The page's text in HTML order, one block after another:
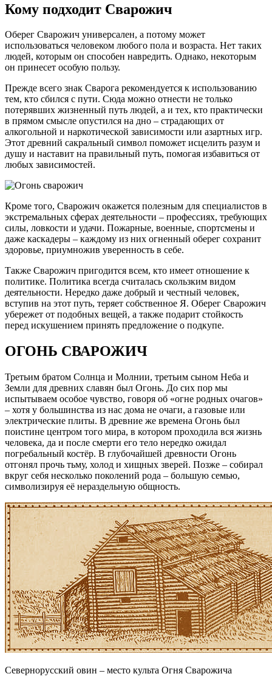
Кому подходит Сварожич
Оберег Сварожич универсален, а потому может
использоваться человеком любого пола и возраста. Нет таких
людей, которым он способен навредить. Однако, некоторым
он принесет особую пользу.
Прежде всего знак Сварога рекомендуется к использованию
тем, кто сбился с пути. Сюда можно отнести не только
потерявших жизненный путь людей, а и тех, кто практически
в прямом смысле опустился на дно – страдающих от
алкогольной и наркотической зависимости или азартных игр.
Этот древний сакральный символ поможет исцелить разум и
душу и наставит на правильный путь, помогая избавиться от
любых зависимостей.
Кроме того, Сварожич окажется полезным для специалистов в
экстремальных сферах деятельности – профессиях, требующих
силы, ловкости и удачи. Пожарные, военные, спортсмены и
даже каскадеры – каждому из них огненный оберег сохранит
здоровье, приумножив уверенность в себе.
Также Сварожич пригодится всем, кто имеет отношение к
политике. Политика всегда считалась скользким видом
деятельности. Нередко даже добрый и честный человек,
вступив на этот путь, теряет собственное Я. Оберег Сварожич
убережет от подобных вещей, а также подарит стойкость
перед искушением принять предложение о подкупе.
ОГОНЬ СВАРОЖИЧ
Третьим братом Солнца и Молнии, третьим сыном Неба и
Земли для древних славян был Огонь. До сих пор мы
испытываем особое чувство, говоря об «огне родных очагов»
– хотя у большинства из нас дома не очаги, а газовые или
электрические плиты. В древние же времена Огонь был
поистине центром того мира, в котором проходила вся жизнь
человека, да и после смерти его тело нередко ожидал
погребальный костёр. В глубочайшей древности Огонь
отгонял прочь тьму, холод и хищных зверей. Позже – собирал
вкруг себя несколько поколений рода – большую семью,
символизируя её нераздельную общность.
Севернорусский овин – место культа Огня Сварожича